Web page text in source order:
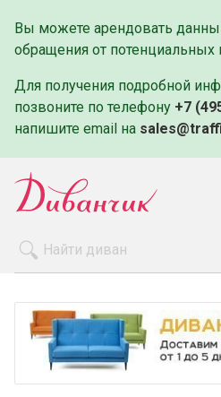
Вы можете арендовать
обращения от потенциальных
Для получения подробной
позвоните по телефону +7
напишите email на
Оплата и